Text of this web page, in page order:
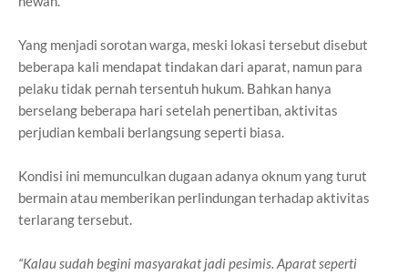
Yang menjadi sorotan warga, meski lokasi tersebut disebut
beberapa kali mendapat tindakan dari aparat, namun para
pelaku tidak pernah tersentuh hukum. Bahkan hanya
berselang beberapa hari setelah penertiban, aktivitas
perjudian kembali berlangsung seperti biasa.
Kondisi ini memunculkan dugaan adanya oknum yang turut
bermain atau memberikan perlindungan terhadap aktivitas
terlarang tersebut.
“Kalau sudah begini masyarakat jadi pesimis. Aparat seperti